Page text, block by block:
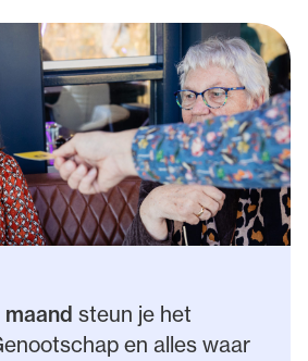
steun je het
en alles waar